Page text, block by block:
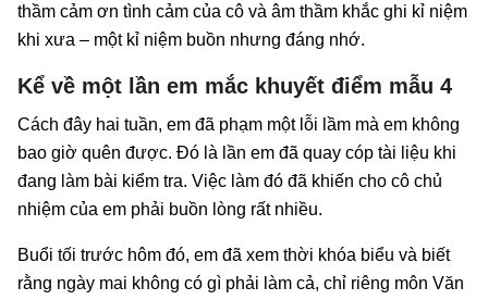
thầm cảm ơn tình cảm của cô và âm thầm khắc ghi kỉ niệm
khi xưa – một kỉ niệm buồn nhưng đáng nhớ.
Kể về một lần em mắc khuyết điểm mẫu 4
Cách đây hai tuần, em đã phạm một lỗi lầm mà em không
bao giờ quên được. Đó là lần em đã quay cóp tài liệu khi
đang làm bài kiểm tra. Việc làm đó đã khiến cho cô chủ
nhiệm của em phải buồn lòng rất nhiều.
Buổi tối trước hôm đó, em đã xem thời khóa biểu và biết
rằng ngày mai không có gì phải làm cả, chỉ riêng môn Văn